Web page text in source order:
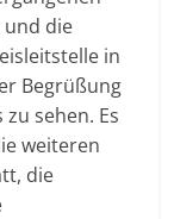
und die
in
Begrüßung
sehen. Es
weiteren
die